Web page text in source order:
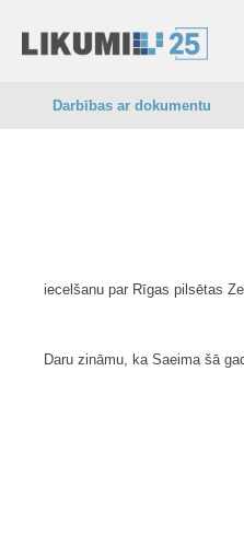
Darbības ar dokumentu
iecelšanu par Rīgas pilsētas
Daru zināmu, ka Saeima šā